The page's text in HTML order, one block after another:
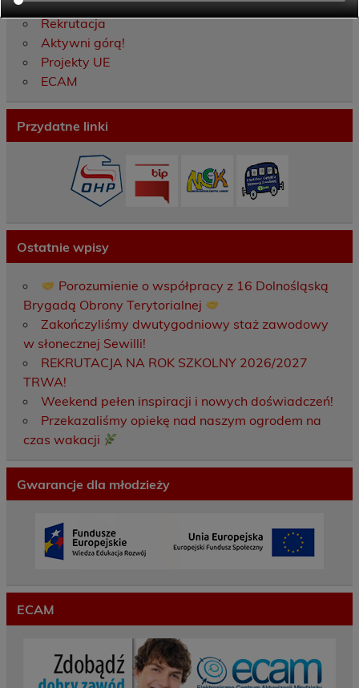
Oferta programowa
Rekrutacja
Aktywni górą!
Projekty UE
ECAM
Przydatne linki
Ostatnie wpisy
Porozumienie o współpracy z 16 Dolnośląską
Brygadą Obrony Terytorialnej
Zakończyliśmy dwutygodniowy staż zawodowy
w słonecznej Sewilli!
REKRUTACJA NA ROK SZKOLNY 2026/2027
TRWA!
Weekend pełen inspiracji i nowych doświadczeń!
Przekazaliśmy opiekę nad naszym ogrodem na
czas wakacji
Gwarancje dla młodzieży
ECAM